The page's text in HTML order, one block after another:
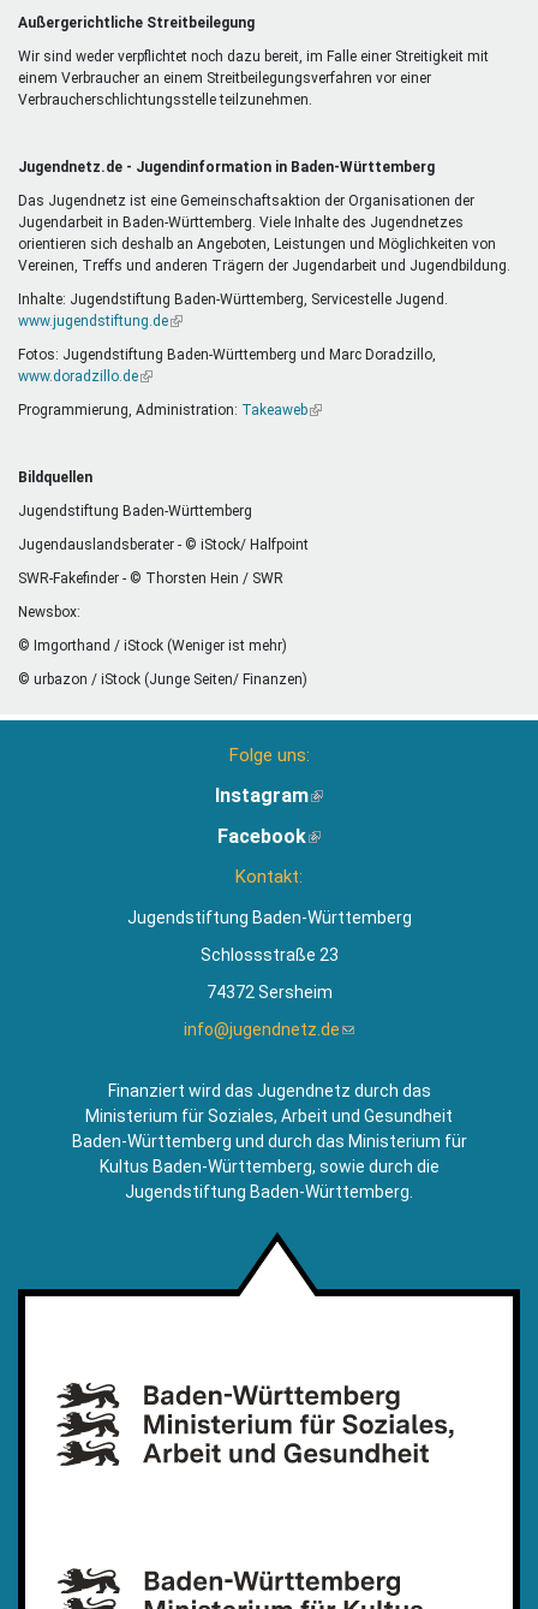
Außergerichtliche Streitbeilegung
Wir sind weder verpflichtet noch dazu bereit, im Falle einer Streitigkeit mit
einem Verbraucher an einem Streitbeilegungsverfahren vor einer
Verbraucherschlichtungsstelle teilzunehmen.
Jugendnetz.de - Jugendinformation in Baden-Württemberg
Das Jugendnetz ist eine Gemeinschaftsaktion der Organisationen der
Jugendarbeit in Baden-Württemberg. Viele Inhalte des Jugendnetzes
orientieren sich deshalb an Angeboten, Leistungen und Möglichkeiten von
Vereinen, Treffs und anderen Trägern der Jugendarbeit und Jugendbildung.
Inhalte: Jugendstiftung Baden-Württemberg, Servicestelle Jugend.
www.jugendstiftung.de(Link
extern)
Fotos: Jugendstiftung Baden-Württemberg und Marc Doradzillo,
www.doradzillo.de(Link
extern)
Programmierung, Administration: Takeaweb(Link
Bildquellen
Jugendstiftung Baden-Württemberg
Jugendauslandsberater - © iStock/ Halfpoint
SWR-Fakefinder - © Thorsten Hein / SWR
Newsbox:
© Imgorthand / iStock (Weniger ist mehr)
© urbazon / iStock (Junge Seiten/ Finanzen)
Folge uns:
Instagram(Link
extern)
Facebook(Link
Kontakt:
Jugendstiftung Baden-Württemberg
Schlossstraße 23
74372 Sersheim
info@jugendnetz.de(Link
Mail)
Finanziert wird das Jugendnetz durch das
Ministerium für Soziales, Arbeit und Gesundheit
Baden-Württemberg und durch das Ministerium für
Kultus Baden-Württemberg, sowie durch die
Jugendstiftung Baden-Württemberg.